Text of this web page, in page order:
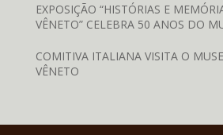
EXPOSIÇÃO “HISTÓRIAS E
VÊNETO” CELEBRA 50 ANOS DO
COMITIVA ITALIANA VISITA O
VÊNETO